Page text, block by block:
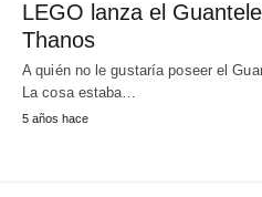
LEGO lanza el
Thanos
A quién no le gustaría poseer el
La cosa estaba…
5 años hace